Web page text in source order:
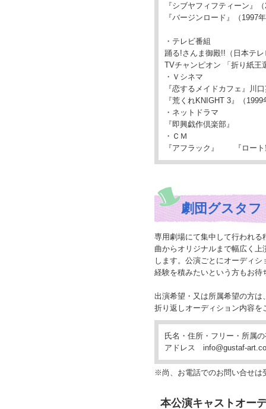
『シブヤフィフティーン
『バージンロード』（
・テレビ番組
踊る!さんま御殿!!（日本
TVチャンピオン 「折り紙王
・Ｖシネマ
『恋するメイドカフェ』川
『荒くれKNIGHT 3』（
・ネットドラマ
『即興戯作倶楽部』
・ＣＭ
『アフラック』 『ロ
劇団グスタ
専用劇場にて集中して行われ
曲からオリジナルまで幅広く
します。公演ごとにオーディ
経験を積みたいという方もお待
出演希望・又は所属希望の方
折り返しオーディション内容を
氏名・住所・フリー・所属
アドレス info@gustaf-
※尚、お電話でのお問い合せは
本公演キャストオー